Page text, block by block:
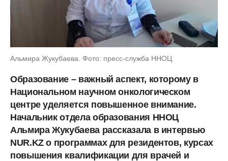
Альмира Жукубаева. Фото: пресс-служба ННОЦ
Образование – важный аспект, которому в
Национальном научном онкологическом
центре уделяется повышенное внимание.
Начальник отдела образования ННОЦ
Альмира Жукубаева рассказала в интервью
NUR.KZ о программах для резидентов, курсах
повышения квалификации для врачей и